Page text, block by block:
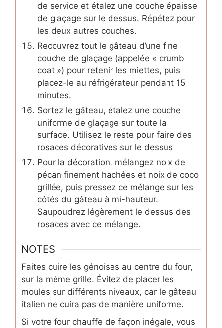
de service et étalez une couche épaisse
de glaçage sur le dessus. Répétez pour
les deux autres couches.
Recouvrez tout le gâteau d’une fine
couche de glaçage (appelée « crumb
coat ») pour retenir les miettes, puis
placez-le au réfrigérateur pendant 15
minutes.
Sortez le gâteau, étalez une couche
uniforme de glaçage sur toute la
surface. Utilisez le reste pour faire des
rosaces décoratives sur le dessus
Pour la décoration, mélangez noix de
pécan finement hachées et noix de coco
grillée, puis pressez ce mélange sur les
côtés du gâteau à mi-hauteur.
Saupoudrez légèrement le dessus des
rosaces avec ce mélange.
NOTES
Faites cuire les génoises au centre du four,
sur la même grille. Évitez de placer les
moules sur différents niveaux, car le gâteau
italien ne cuira pas de manière uniforme.
Si votre four chauffe de façon inégale, vous